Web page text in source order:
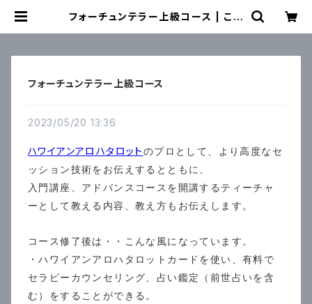
フォーチュンテラー上級コース | こも
フォーチュンテラー上級コース
2023/05/20 13:36
ハワイアンアロハタロットのプロとして、より高度なセ
ッション技術をお伝えするとともに、
入門講座、アドバンスコースを開講するティーチャ
ーとして教える内容、教え方もお伝えします。
コース修了後は・・こんな風になっています。
・ハワイアンアロハタロットカードを使い、有料で
セラピーカウンセリング、占い鑑定（前世占いを含
む）をすることができる。